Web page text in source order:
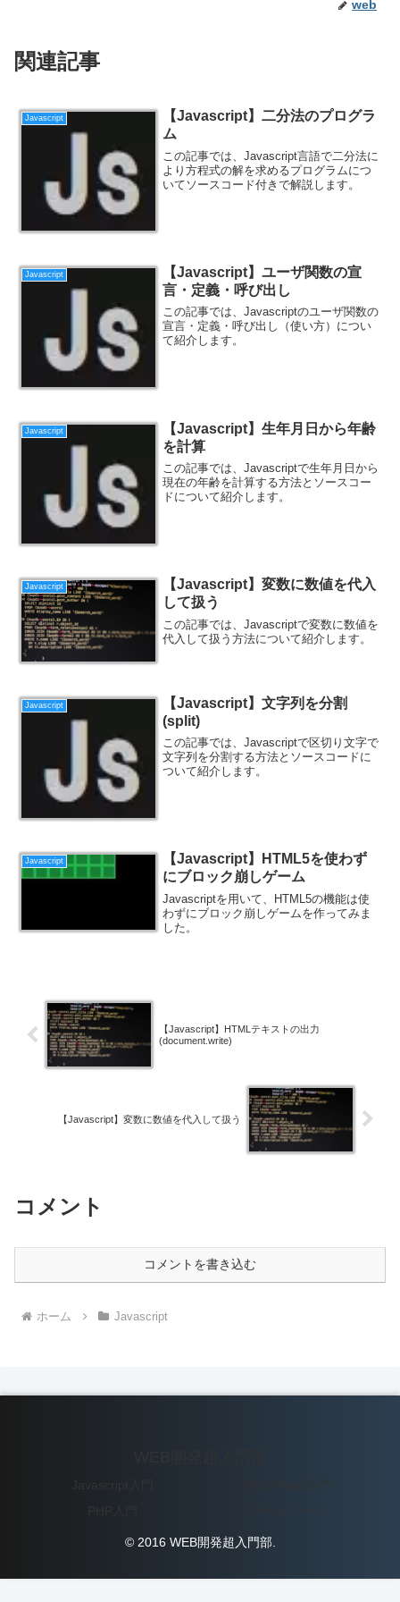
web
関連記事
Javascript
【Javascript】二分法のプログラ
ム
この記事では、Javascript言語で二分法に
より方程式の解を求めるプログラムにつ
いてソースコード付きで解説します。
Javascript
【Javascript】ユーザ関数の宣
言・定義・呼び出し
この記事では、Javascriptのユーザ関数の
宣言・定義・呼び出し（使い方）につい
て紹介します。
Javascript
【Javascript】生年月日から年齢
を計算
この記事では、Javascriptで生年月日から
現在の年齢を計算する方法とソースコー
ドについて紹介します。
Javascript
【Javascript】変数に数値を代入
して扱う
この記事では、Javascriptで変数に数値を
代入して扱う方法について紹介します。
Javascript
【Javascript】文字列を分割
(split)
この記事では、Javascriptで区切り文字で
文字列を分割する方法とソースコードに
ついて紹介します。
Javascript
【Javascript】HTML5を使わず
にブロック崩しゲーム
Javascriptを用いて、HTML5の機能は使
わずにブロック崩しゲームを作ってみま
した。
【Javascript】HTMLテキストの出力
(document.write)
【Javascript】変数に数値を代入して扱う
コメント
コメントを書き込む
ホーム Javascript
© 2016 WEB開発超入門部.